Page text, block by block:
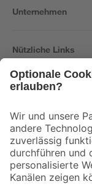
Unternehmen
Nützliche Links
Der toom Newsletter:
Zur Newsletter
Folge uns